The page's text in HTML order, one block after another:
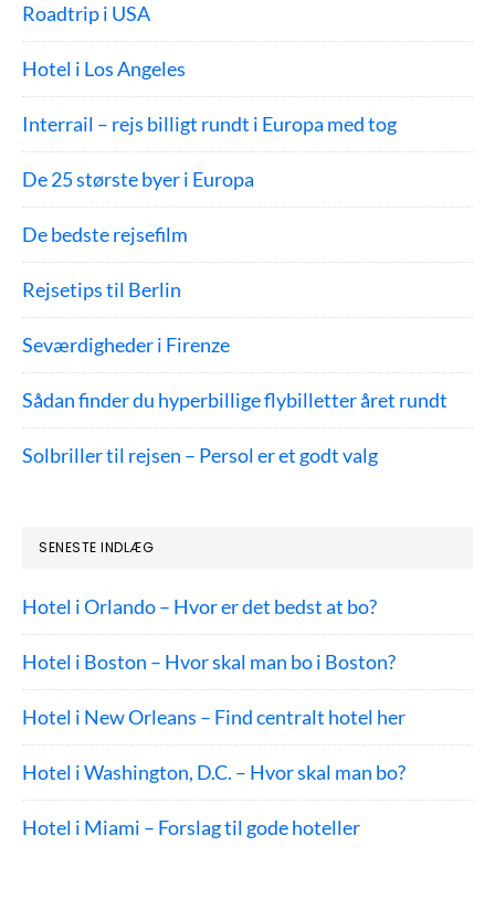
Roadtrip i USA
Hotel i Los Angeles
Interrail – rejs billigt rundt i Europa med tog
De 25 største byer i Europa
De bedste rejsefilm
Rejsetips til Berlin
Seværdigheder i Firenze
Sådan finder du hyperbillige flybilletter året rundt
Solbriller til rejsen – Persol er et godt valg
SENESTE INDLÆG
Hotel i Orlando – Hvor er det bedst at bo?
Hotel i Boston – Hvor skal man bo i Boston?
Hotel i New Orleans – Find centralt hotel her
Hotel i Washington, D.C. – Hvor skal man bo?
Hotel i Miami – Forslag til gode hoteller